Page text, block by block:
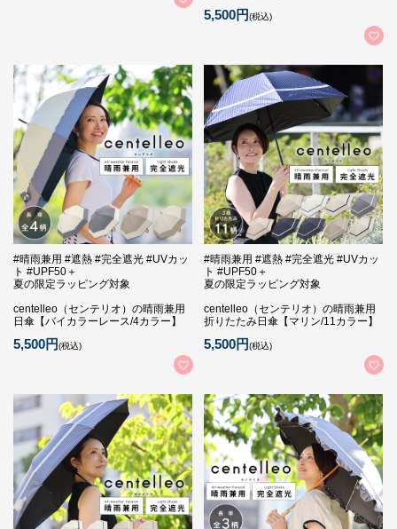
5,500円(税込)
#晴雨兼用 #遮熱 #完全遮光 #UVカッ
ト #UPF50＋
夏の限定ラッピング対象
centelleo（センテリオ）の晴雨兼用
日傘【バイカラーレース/4カラー】
5,500円(税込)
#晴雨兼用 #遮熱 #完全遮光 #UVカッ
ト #UPF50＋
夏の限定ラッピング対象
centelleo（センテリオ）の晴雨兼用
折りたたみ日傘【マリン/11カラー】
5,500円(税込)